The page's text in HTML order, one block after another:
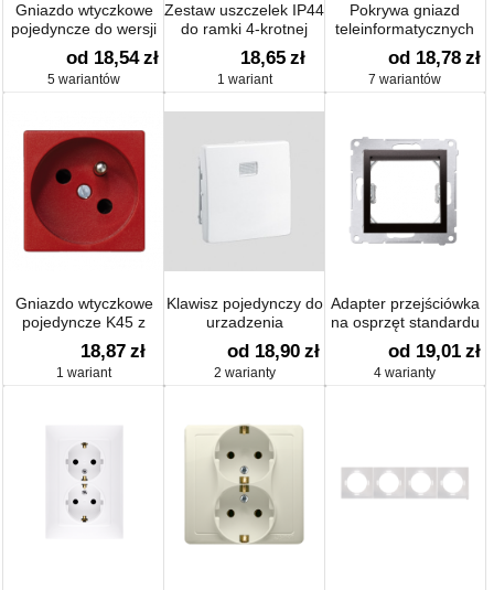
Gniazdo wtyczkowe
pojedyncze do wersji
IP44 z przesłonami
torów prądowych
od 18,54 zł
5 wariantów
Zestaw uszczelek IP44
do ramki 4-krotnej
18,65 zł
1 wariant
Pokrywa gniazd
teleinformatycznych
na Keystone skośna
podwójna z polem
opisowym
od 18,78 zł
7 wariantów
Gniazdo wtyczkowe
pojedyncze K45 z
bolcem uziemiającym
16A 250V zaciski
śrubowe 45×45mm
18,87 zł
1 wariant
Klawisz pojedynczy do
urzadzenia
wolne/zajete
od 18,90 zł
2 warianty
Adapter przejściówka
na osprzęt standardu
45×45 mm
od 19,01 zł
4 warianty